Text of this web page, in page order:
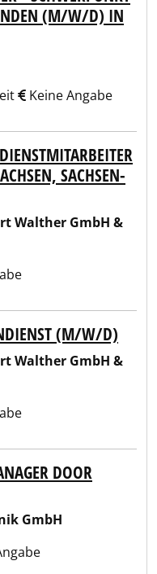
(M/W/D) IN
Keine Angabe
(
SACHSEN-A
Walther GmbH &
(M/W/D)
Walther GmbH &
DOOR
GmbH